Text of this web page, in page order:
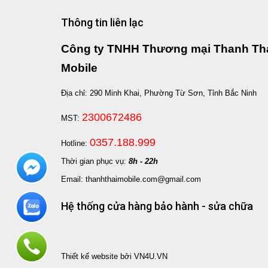
+ Hotsale giảm 500.000 (Giá đã giảm)
bông hoặc Coca hoặc Bình Giữ Nhiệt
+
+
Coca
hãng
Thông tin liên lạc
Công ty TNHH Thương mại Thanh
Mobile
Địa chỉ: 290 Minh Khai, Phường Từ Sơn, Tỉnh Bắc Ninh
MST: 2300672486
Hotline: 0357.188.999
Thời gian phục vụ: 8h - 22h
Email: thanhthaimobile.com@gmail.com
Hệ thống cửa hàng bảo hành - sửa chữa
Thiết kế website bởi VN4U.VN